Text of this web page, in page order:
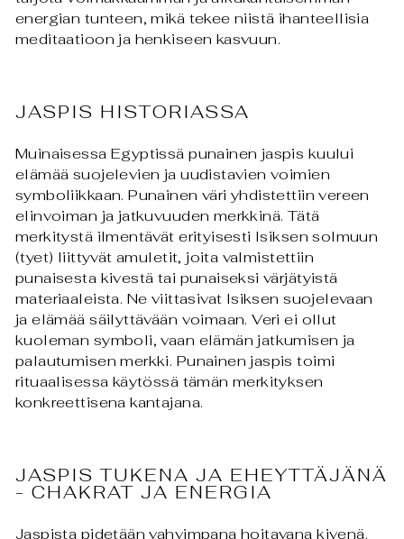
energian tunteen, mikä tekee niistä ihanteellisia
meditaatioon ja henkiseen kasvuun.
JASPIS HISTORIASSA
Muinaisessa Egyptissä punainen jaspis kuului
elämää suojelevien ja uudistavien voimien
symboliikkaan. Punainen väri yhdistettiin vereen
elinvoiman ja jatkuvuuden merkkinä. Tätä
merkitystä ilmentävät erityisesti Isiksen solmuun
(tyet) liittyvät amuletit, joita valmistettiin
punaisesta kivestä tai punaiseksi värjätyistä
materiaaleista. Ne viittasivat Isiksen suojelevaan
ja elämää säilyttävään voimaan. Veri ei ollut
kuoleman symboli, vaan elämän jatkumisen ja
palautumisen merkki. Punainen jaspis toimi
rituaalisessa käytössä tämän merkityksen
konkreettisena kantajana.
JASPIS TUKENA JA EHEYTTÄJÄNÄ
- CHAKRAT JA ENERGIA
Jaspista pidetään vahvimpana hoitavana kivenä.